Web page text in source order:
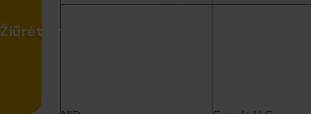
Žiūrėti atsiliepimus